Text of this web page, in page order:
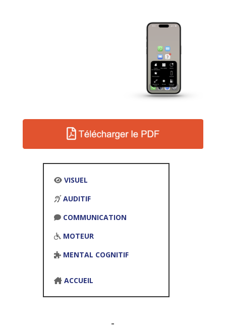
VISUEL
AUDITIF
COMMUNICATION
MOTEUR
MENTAL COGNITIF
ACCUEIL
-